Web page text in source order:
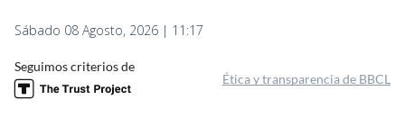
Sábado 08 Agosto, 2026 | 11:17
Seguimos criterios de
Ética y transparencia de BBCL